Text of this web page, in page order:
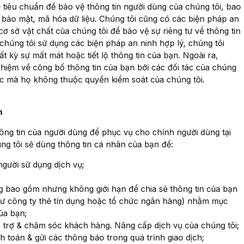
chuẩn để bảo vệ thông tin người dùng của chúng tôi, bao
mật, mã hóa dữ liệu. Chúng tôi cũng có các biện pháp an
sở vật chất của chúng tôi để bảo vệ sự riêng tư về thông tin
tôi sử dụng các biện pháp an ninh hợp lý, chúng tôi
kỳ sự mất mát hoặc tiết lộ thông tin của bạn. Ngoài ra,
về công bố thông tin của bạn bởi các đối tác của chúng
mà họ không thuộc quyền kiểm soát của chúng tôi.
tin của người dùng để phục vụ cho chính người dùng tại
tôi sẽ dùng thông tin cá nhân của bạn để:
sử dụng dịch vụ;
bao gồm nhưng không giới hạn để chia sẻ thông tin của bạn
công ty thẻ tín dụng hoặc tổ chức ngân hàng) nhằm mục
bạn;
& chăm sóc khách hàng. Nâng cấp dịch vụ của chúng tôi;
toán & gửi các thông báo trong quá trình giao dịch;